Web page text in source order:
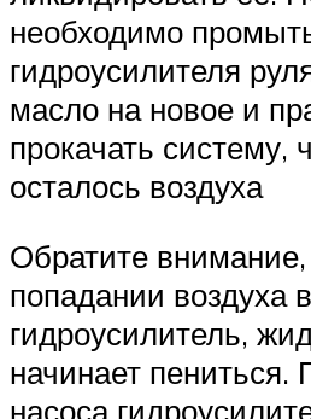
необходимо
гидроусилителя
масло на новое и
прокачать систему,
осталось воздуха
Обратите внимание,
попадании воздуха в
гидроусилитель,
начинает пениться.
насоса